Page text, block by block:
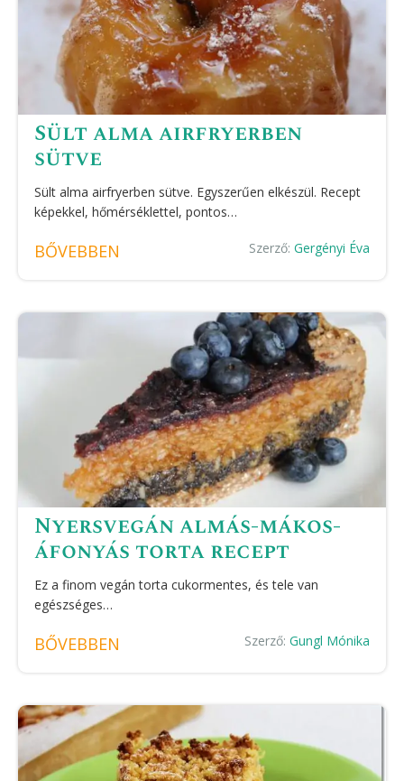
Sült alma airfryerben
sütve
Sült alma airfryerben sütve. Egyszerűen elkészül. Recept
képekkel, hőmérséklettel, pontos…
BŐVEBBEN Szerző: Gergényi Éva
Nyersvegán almás-mákos-
áfonyás torta recept
Ez a finom vegán torta cukormentes, és tele van
egészséges…
BŐVEBBEN Szerző: Gungl Mónika